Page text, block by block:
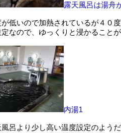
露天風呂は湯舟
低いので加熱されているが４０
なので、ゆっくりと浸かること
内湯1
呂より少し高い温度設定のよう